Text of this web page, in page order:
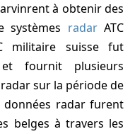
à obtenir des
systèmes radarATC
militaire suisse fut
et fournit plusieurs
sur la période de
données radar furent
belges à travers les